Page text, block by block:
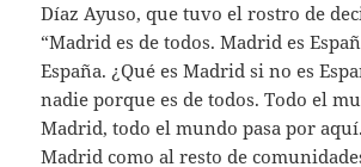
Díaz Ayuso, que tuvo el rostro de
“Madrid es de todos. Madrid es
España. ¿Qué es Madrid si no es
nadie porque es de todos. Todo el
Madrid, todo el mundo pasa por
Madrid como al resto de